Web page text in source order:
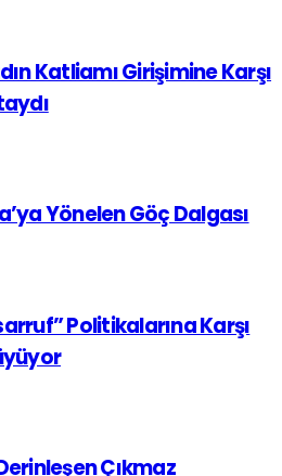
Katliamı Girişimine Karşı
Yönelen Göç Dalgası
Politikalarına Karşı
Çıkmaz